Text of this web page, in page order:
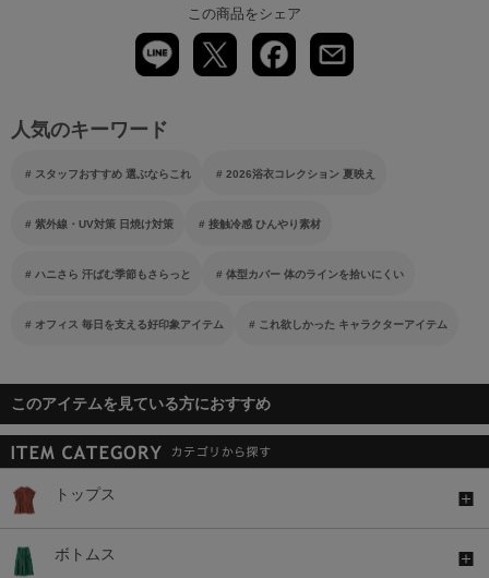
この商品をシェア
人気のキーワード
スタッフおすすめ 選ぶならこれ 2026浴衣コレクション 夏映え
紫外線・UV対策 日焼け対策 接触冷感 ひんやり素材
ハニさら 汗ばむ季節もさらっと 体型カバー 体のラインを拾いにくい
オフィス 毎日を支える好印象アイテム これ欲しかった キャラクターアイテム
このアイテムを見ている方におすすめ
トップス
ボトムス